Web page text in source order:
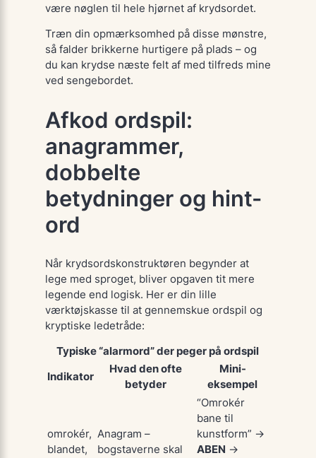
være nøglen til hele hjørnet af krydsordet.
Træn din opmærksomhed på disse mønstre,
så falder brikkerne hurtigere på plads – og
du kan krydse næste felt af med tilfreds mine
ved sengebordet.
Afkod ordspil:
anagrammer,
dobbelte
betydninger og hint-
ord
Når krydsordskonstruktøren begynder at
lege med sproget, bliver opgaven tit mere
legende end logisk. Her er din lille
værktøjskasse til at gennemskue ordspil og
kryptiske ledetråde:
Typiske “alarmord” der peger på ordspil
Indikator
Hvad den ofte
betyder
Mini-
eksempel
omrokér,
blandet,
Anagram –
bogstaverne skal
“Omrokér
bane til
kunstform” →
ABEN →